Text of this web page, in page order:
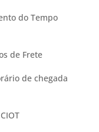
do Tempo
de Frete
de chegada